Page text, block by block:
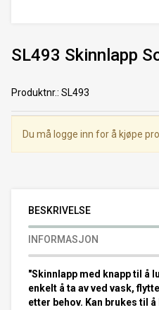
SL493 Skinnlapp
Produktnr.: SL493
Du må logge inn for å kjøpe
BESKRIVELSE
INFORMASJON
"Skinnlapp med knapp til å
enkelt å ta av ved vask,
etter behov. Kan brukes til